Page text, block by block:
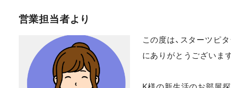
営業担当者より
この度は、スターツピ
にありがとうございます